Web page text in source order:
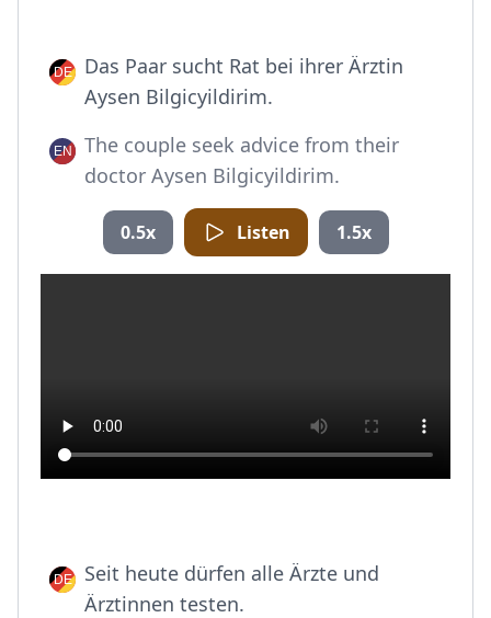
Das Paar sucht Rat bei ihrer Ärztin
Aysen Bilgicyildirim.
The couple seek advice from their
doctor Aysen Bilgicyildirim.
0.5x Listen 1.5x
Seit heute dürfen alle Ärzte und
Ärztinnen testen.